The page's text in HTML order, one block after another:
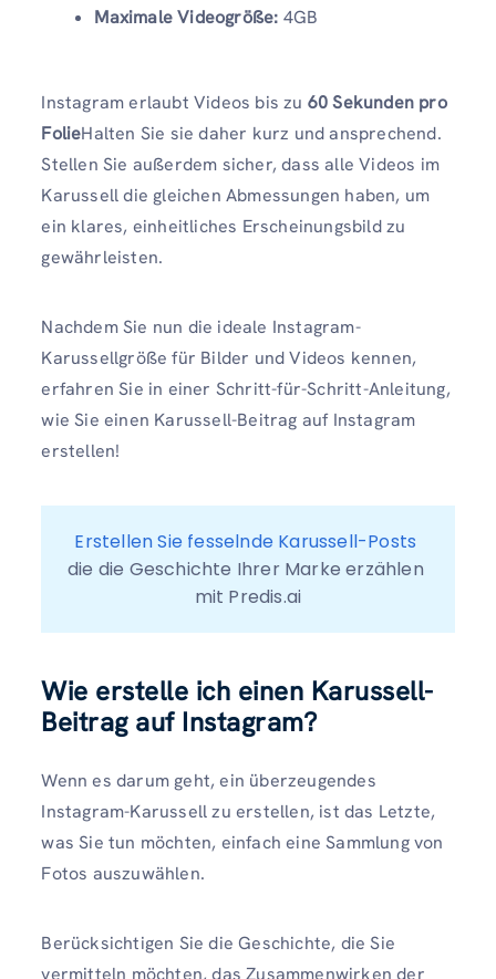
Maximale Videogröße: 4GB
Instagram erlaubt Videos bis zu 60 Sekunden pro
FolieHalten Sie sie daher kurz und ansprechend.
Stellen Sie außerdem sicher, dass alle Videos im
Karussell die gleichen Abmessungen haben, um
ein klares, einheitliches Erscheinungsbild zu
gewährleisten.
Nachdem Sie nun die ideale Instagram-
Karussellgröße für Bilder und Videos kennen,
erfahren Sie in einer Schritt-für-Schritt-Anleitung,
wie Sie einen Karussell-Beitrag auf Instagram
erstellen!
Erstellen Sie fesselnde Karussell-Posts
die die Geschichte Ihrer Marke erzählen
mit Predis.ai
Wie erstelle ich einen Karussell-
Beitrag auf Instagram?
Wenn es darum geht, ein überzeugendes
Instagram-Karussell zu erstellen, ist das Letzte,
was Sie tun möchten, einfach eine Sammlung von
Fotos auszuwählen.
Berücksichtigen Sie die Geschichte, die Sie
vermitteln möchten, das Zusammenwirken der